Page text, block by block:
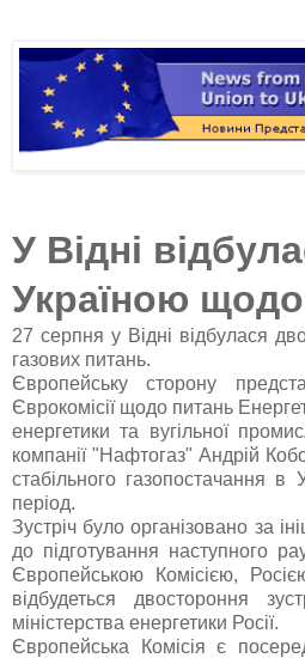
У Відні
Україною
27 серпня у Відні відбулася
газових питань.
Європейську сторону
Єврокомісії щодо питань
енергетики та вугільної
компанії "Нафтогаз" Андрій
стабільного газопостачання
період.
Зустріч було організовано за
до підготування наступного
Європейською Комісією,
відбудеться двостороння
міністерства енергетики Росії.
Європейська Комісія є